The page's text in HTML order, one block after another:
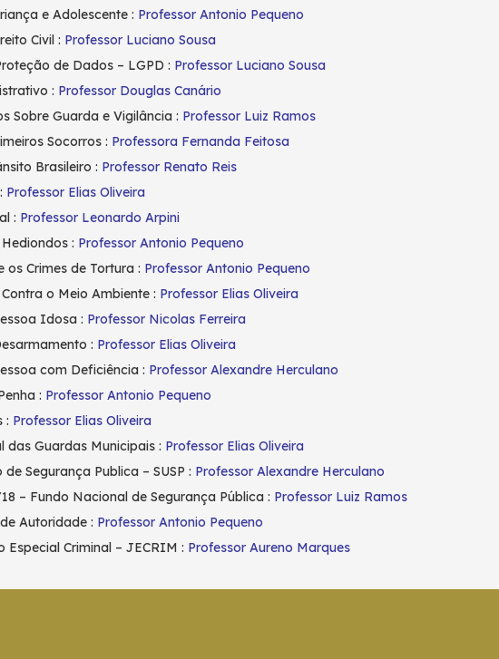
e Adolescente : Professor Antonio Pequeno
Civil : Professor Luciano Sousa
de Dados – LGPD : Professor Luciano Sousa
: Professor Douglas Canário
Sobre Guarda e Vigilância : Professor Luiz Ramos
Socorros : Professora Fernanda Feitosa
Brasileiro : Professor Renato Reis
Professor Elias Oliveira
: Professor Leonardo Arpini
: Professor Antonio Pequeno
os Crimes de Tortura : Professor Antonio Pequeno
o Meio Ambiente : Professor Elias Oliveira
Idosa : Professor Nicolas Ferreira
: Professor Elias Oliveira
com Deficiência : Professor Alexandre Herculano
: Professor Antonio Pequeno
: Professor Elias Oliveira
das Guardas Municipais : Professor Elias Oliveira
de Segurança Publica – SUSP : Professor Alexandre Herculano
– Fundo Nacional de Segurança Pública : Professor Luiz Ramos
Autoridade : Professor Antonio Pequeno
Especial Criminal – JECRIM : Professor Aureno Marques